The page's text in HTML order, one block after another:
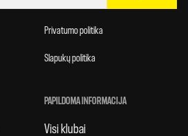
Privatumo politika
Slapukų politika
PAPILDOMA INFORMACIJA
Visi klubai